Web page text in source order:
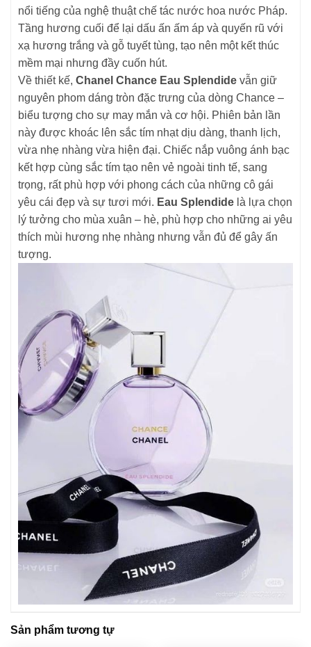
nổi tiếng của nghệ thuật chế tác nước hoa nước Pháp.
Tầng hương cuối để lại dấu ấn ấm áp và quyến rũ với
xạ hương trắng và gỗ tuyết tùng, tạo nên một kết thúc
mềm mại nhưng đầy cuốn hút.
Về thiết kế, Chanel Chance Eau Splendide vẫn giữ
nguyên phom dáng tròn đặc trưng của dòng Chance –
biểu tượng cho sự may mắn và cơ hội. Phiên bản lần
này được khoác lên sắc tím nhạt dịu dàng, thanh lịch,
vừa nhẹ nhàng vừa hiện đại. Chiếc nắp vuông ánh bạc
kết hợp cùng sắc tím tạo nên vẻ ngoài tinh tế, sang
trọng, rất phù hợp với phong cách của những cô gái
yêu cái đẹp và sự tươi mới. Eau Splendide là lựa chọn
lý tưởng cho mùa xuân – hè, phù hợp cho những ai yêu
thích mùi hương nhẹ nhàng nhưng vẫn đủ để gây ấn
tượng.
Sản phẩm tương tự